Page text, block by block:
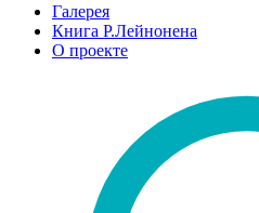
Галерея
Книга Р.Лейнонена
О проекте